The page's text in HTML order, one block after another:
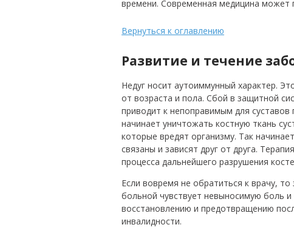
времени. Современная медицина может
Вернуться к оглавлению
Развитие и течение
Недуг носит аутоиммунный характер.
от возраста и пола. Сбой в защитной
приводит к непоправимым для
начинает уничтожать костную ткань
которые вредят организму. Так
связаны и зависят друг от друга.
процесса дальнейшего разрушения
Если вовремя не обратиться к врачу,
больной чувствует невыносимую боль
восстановлению и предотвращению
инвалидности.